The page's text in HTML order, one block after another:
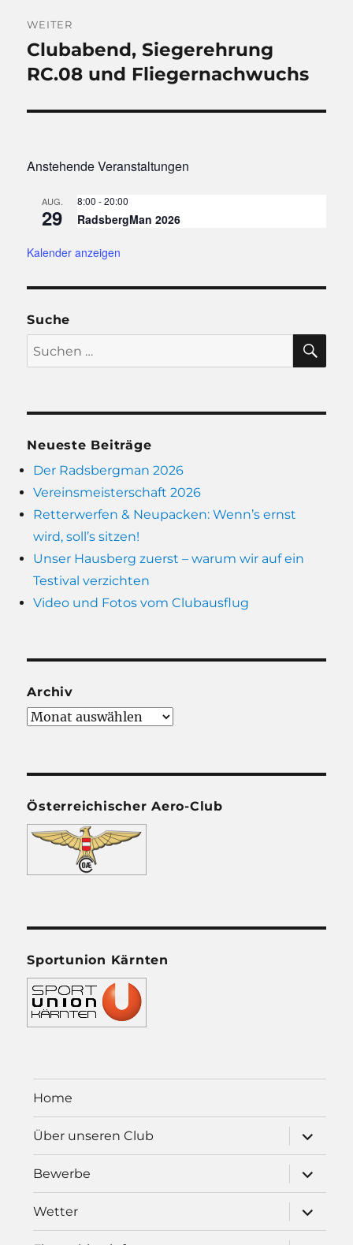
WEITER
Nächster
Beitrag:
Clubabend, Siegerehrung
RC.08 und Fliegernachwuchs
Anstehende Veranstaltungen
AUG.
29
8:00 -20:00
RadsbergMan 2026
Kalender anzeigen
Suche
Suchen
nach:
Neueste Beiträge
Der Radsbergman 2026
Vereinsmeisterschaft 2026
Retterwerfen & Neupacken: Wenn’s ernst
wird, soll’s sitzen!
Unser Hausberg zuerst – warum wir auf ein
Testival verzichten
Video und Fotos vom Clubausflug
Archiv
Archiv
Österreichischer Aero-Club
Sportunion Kärnten
Home
Über unseren Club
öffnen
Bewerbe
öffnen
Wetter
öffnen